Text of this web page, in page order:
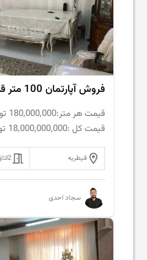
فروش آپارتمان 100 متر قیطریه مدرن
قیمت هر متر:180,000,000
قیمت کل :18,000,000,000
قیطریه 2
سجاد احدی